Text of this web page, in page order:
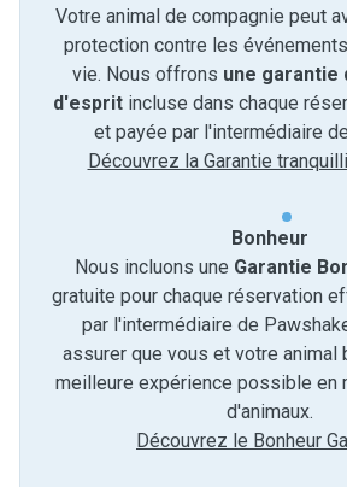
Votre animal de compagnie peut
protection contre les
vie. Nous offrons une garantie
d'esprit incluse dans chaque
et payée par l'intermédiaire
Découvrez la Garantie
Bonheur
Nous incluons une Garantie
gratuite pour chaque réservation
par l'intermédiaire de
assurer que vous et votre animal
meilleure expérience possible en
d'animaux.
Découvrez le Bonheur